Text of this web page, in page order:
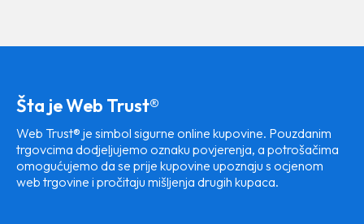
Šta je Web Trust®
Web Trust® je simbol sigurne online kupovine. Pouzdanim
trgovcima dodjeljujemo oznaku povjerenja, a potrošačima
omogućujemo da se prije kupovine upoznaju s ocjenom
web trgovine i pročitaju mišljenja drugih kupaca.